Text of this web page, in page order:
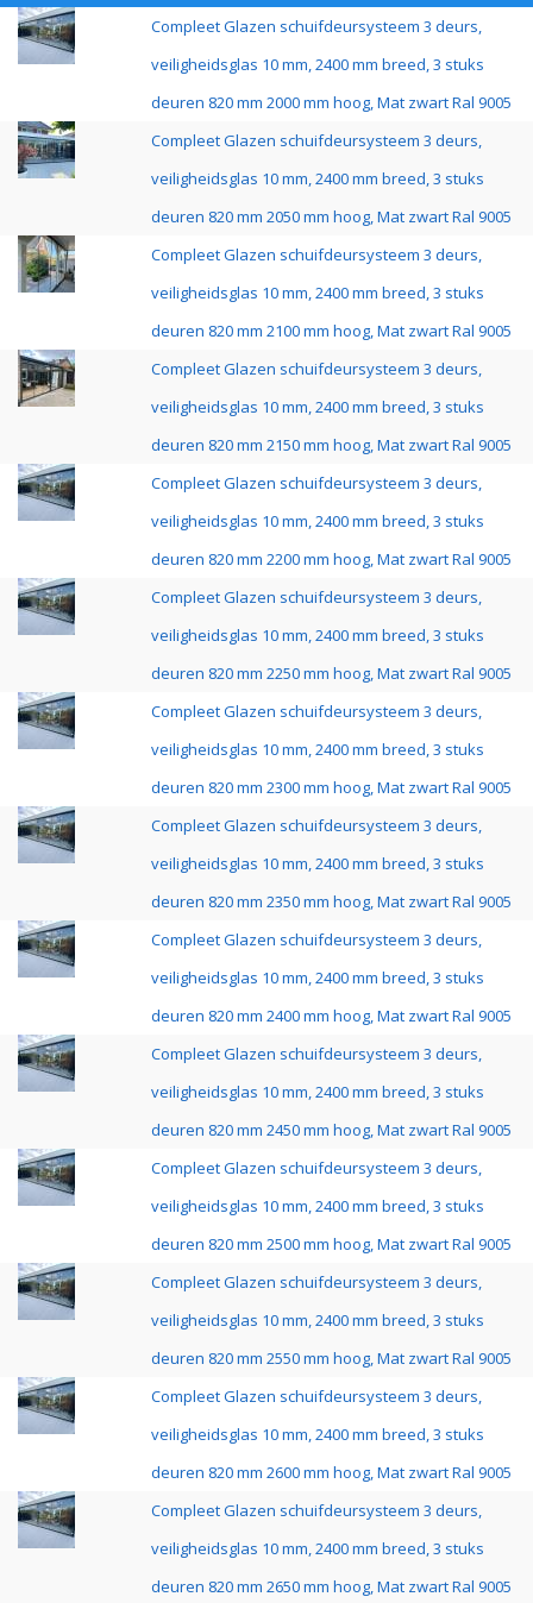
Compleet Glazen schuifdeursysteem 3 deurs,
veiligheidsglas 10 mm, 2400 mm breed, 3 stuks
deuren 820 mm 2000 mm hoog, Mat zwart Ral 9005
Compleet Glazen schuifdeursysteem 3 deurs,
veiligheidsglas 10 mm, 2400 mm breed, 3 stuks
deuren 820 mm 2050 mm hoog, Mat zwart Ral 9005
Compleet Glazen schuifdeursysteem 3 deurs,
veiligheidsglas 10 mm, 2400 mm breed, 3 stuks
deuren 820 mm 2100 mm hoog, Mat zwart Ral 9005
Compleet Glazen schuifdeursysteem 3 deurs,
veiligheidsglas 10 mm, 2400 mm breed, 3 stuks
deuren 820 mm 2150 mm hoog, Mat zwart Ral 9005
Compleet Glazen schuifdeursysteem 3 deurs,
veiligheidsglas 10 mm, 2400 mm breed, 3 stuks
deuren 820 mm 2200 mm hoog, Mat zwart Ral 9005
Compleet Glazen schuifdeursysteem 3 deurs,
veiligheidsglas 10 mm, 2400 mm breed, 3 stuks
deuren 820 mm 2250 mm hoog, Mat zwart Ral 9005
Compleet Glazen schuifdeursysteem 3 deurs,
veiligheidsglas 10 mm, 2400 mm breed, 3 stuks
deuren 820 mm 2300 mm hoog, Mat zwart Ral 9005
Compleet Glazen schuifdeursysteem 3 deurs,
veiligheidsglas 10 mm, 2400 mm breed, 3 stuks
deuren 820 mm 2350 mm hoog, Mat zwart Ral 9005
Compleet Glazen schuifdeursysteem 3 deurs,
veiligheidsglas 10 mm, 2400 mm breed, 3 stuks
deuren 820 mm 2400 mm hoog, Mat zwart Ral 9005
Compleet Glazen schuifdeursysteem 3 deurs,
veiligheidsglas 10 mm, 2400 mm breed, 3 stuks
deuren 820 mm 2450 mm hoog, Mat zwart Ral 9005
Compleet Glazen schuifdeursysteem 3 deurs,
veiligheidsglas 10 mm, 2400 mm breed, 3 stuks
deuren 820 mm 2500 mm hoog, Mat zwart Ral 9005
Compleet Glazen schuifdeursysteem 3 deurs,
veiligheidsglas 10 mm, 2400 mm breed, 3 stuks
deuren 820 mm 2550 mm hoog, Mat zwart Ral 9005
Compleet Glazen schuifdeursysteem 3 deurs,
veiligheidsglas 10 mm, 2400 mm breed, 3 stuks
deuren 820 mm 2600 mm hoog, Mat zwart Ral 9005
Compleet Glazen schuifdeursysteem 3 deurs,
veiligheidsglas 10 mm, 2400 mm breed, 3 stuks
deuren 820 mm 2650 mm hoog, Mat zwart Ral 9005